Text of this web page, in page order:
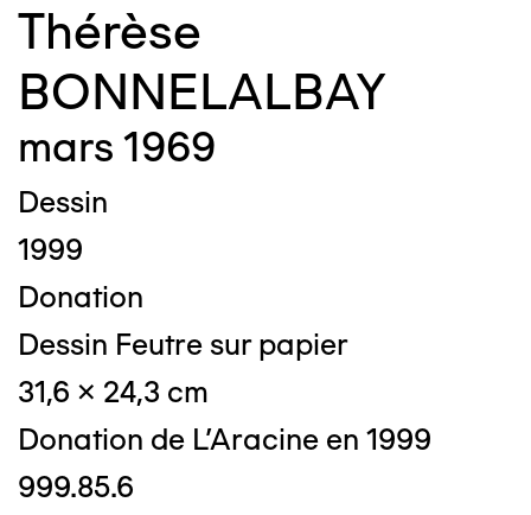
Thérèse
BONNELALBAY
mars 1969
Dessin
1999
Donation
Dessin Feutre sur papier
31,6 x 24,3 cm
Donation de L'Aracine en 1999
999.85.6